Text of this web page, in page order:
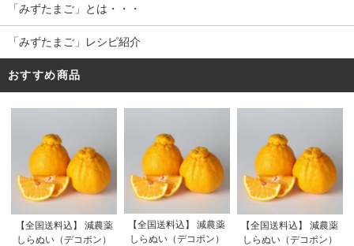
「みずたまご」とは・・・
「みずたまご」レシピ紹介
おすすめ商品
【全国送料込】 減農薬
しらぬい（デコポン）
【全国送料込】 減農薬
しらぬい（デコポン）
【全国送料込】 減農薬
しらぬい（デコポン）